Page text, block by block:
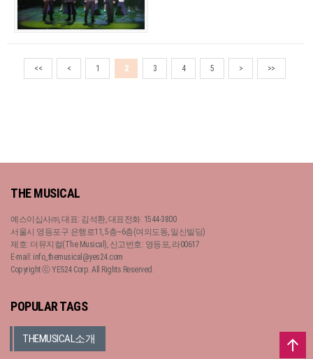
<< < 1 2 3 4 5 > >>
THE MUSICAL
예스이십사㈜, 대표: 김석환, 대표전화: 1544-3800
서울시 영등포구 은행로11, 5층~6층(여의도동, 일신빌딩)
제호: 더뮤지컬(The Musical), 신고번호: 영등포, 라00617
E-mail: info_themusical@yes24.com
Copyright ⓒ YES24 Corp. All Rights Reserved.
POPULAR TAGS
THEMUSICAL소개